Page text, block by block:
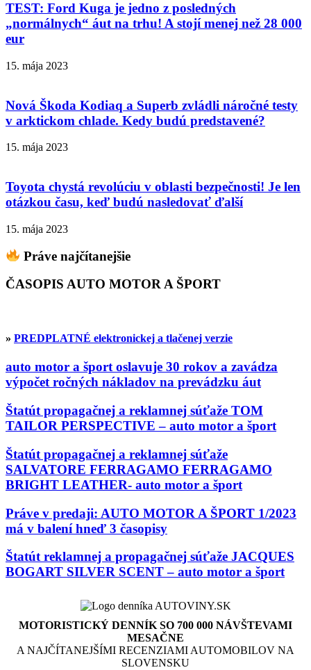
TEST: Ford Kuga je jedno z posledných
„normálnych“ áut na trhu! A stojí menej než 28 000
eur
15. mája 2023
Nová Škoda Kodiaq a Superb zvládli náročné testy
v arktickom chlade. Kedy budú predstavené?
15. mája 2023
Toyota chystá revolúciu v oblasti bezpečnosti! Je len
otázkou času, keď budú nasledovať ďalší
15. mája 2023
Práve najčítanejšie
ČASOPIS AUTO MOTOR A ŠPORT
» PREDPLATNÉ elektronickej a tlačenej verzie
auto motor a šport oslavuje 30 rokov a zavádza
výpočet ročných nákladov na prevádzku áut
Štatút propagačnej a reklamnej súťaže TOM
TAILOR PERSPECTIVE – auto motor a šport
Štatút propagačnej a reklamnej súťaže
SALVATORE FERRAGAMO FERRAGAMO
BRIGHT LEATHER- auto motor a šport
Práve v predaji: AUTO MOTOR A ŠPORT 1/2023
má v balení hneď 3 časopisy
Štatút reklamnej a propagačnej súťaže JACQUES
BOGART SILVER SCENT – auto motor a šport
MOTORISTICKÝ DENNÍK SO 700 000 NÁVŠTEVAMI
MESAČNE
A NAJČÍTANEJŠÍMI RECENZIAMI AUTOMOBILOV NA
SLOVENSKU